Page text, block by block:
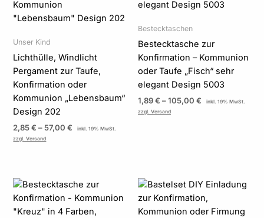
Unser Kind
Lichthülle, Windlicht
Pergament zur Taufe,
Konfirmation oder
Kommunion „Lebensbaum“
Design 202
2,85€ –57,00€
inkl. 19% MwSt.
zzgl. Versand
Bestecktaschen
Bestecktasche zur
Konfirmation – Kommunion
oder Taufe „Fisch“ sehr
elegant Design 5003
1,89€ –105,00 €
inkl. 19% MwSt.
zzgl. Versand
Preisspanne:
1,89 €
bis
94,50 €
Preisspanne:
bis
85,50 €